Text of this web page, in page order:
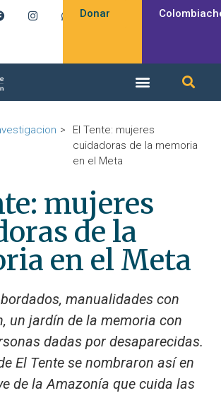
Donar
El Tente: mujeres
cuidadoras de la memoria
en el Meta
mujeres
de la
en el Meta
manualidades con
un jardín de la memoria con
dadas por desaparecidas.
El Tente se nombraron así en
de la Amazonía que cuida las